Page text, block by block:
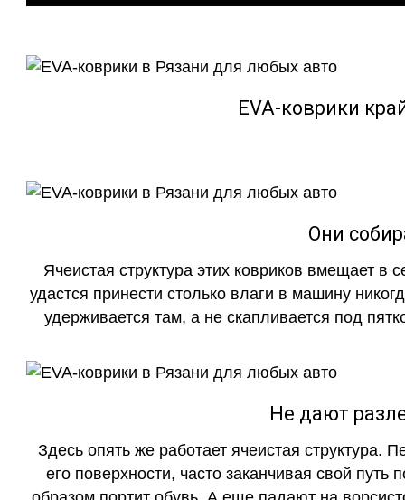
EVA-коврики
Они
Ячеистая структура этих ковриков вмещает в
удастся принести столько влаги в машину
удерживается там, а не скапливается под
Не дают
Здесь опять же работает ячеистая структура.
его поверхности, часто заканчивая свой